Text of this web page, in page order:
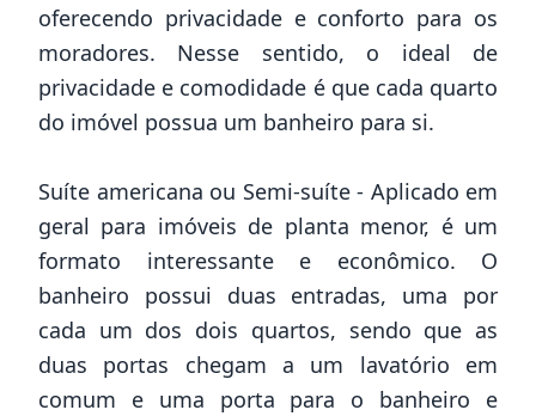
oferecendo privacidade e conforto para os
moradores. Nesse sentido, o ideal de
privacidade e comodidade é que cada quarto
do imóvel possua um banheiro para si.
Suíte americana ou Semi-suíte - Aplicado em
geral para imóveis de planta menor, é um
formato interessante e econômico. O
banheiro possui duas entradas, uma por
cada um dos dois quartos, sendo que as
duas portas chegam a um lavatório em
comum e uma porta para o banheiro e